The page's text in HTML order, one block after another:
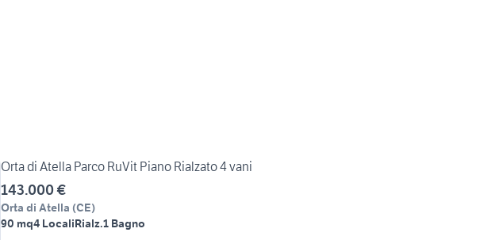
Orta di Atella Parco RuVit Piano Rialzato 4 vani
143.000 €
Orta di Atella (CE)
90 mq4 LocaliRialz.1 Bagno